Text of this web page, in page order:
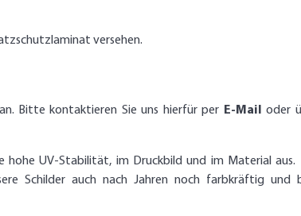
versehen.
Bitte kontaktieren Sie uns hierfür per E-Mail oder
hohe UV-Stabilität, im Druckbild und im Material aus.
Schilder auch nach Jahren noch farbkräftig und